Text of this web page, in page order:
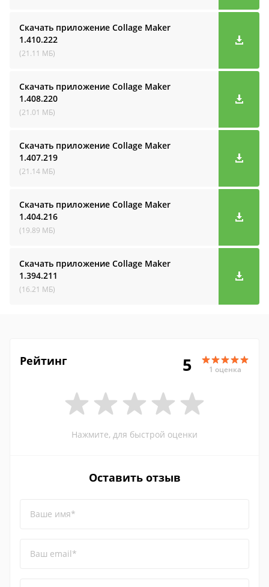
Скачать приложение Collage Maker
1.410.222
(21.11 МБ)
Скачать приложение Collage Maker
1.408.220
(21.01 МБ)
Скачать приложение Collage Maker
1.407.219
(21.14 МБ)
Скачать приложение Collage Maker
1.404.216
(19.89 МБ)
Скачать приложение Collage Maker
1.394.211
(16.21 МБ)
Рейтинг 5 1 оценка
Нажмите, для быстрой оценки
Оставить отзыв
Ваше имя*
Ваш email*